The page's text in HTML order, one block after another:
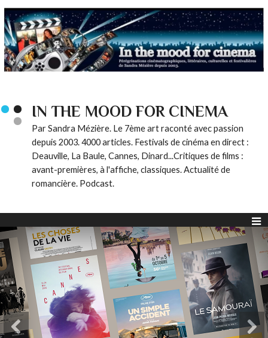
IN THE MOOD FOR CINEMA
Par Sandra Mézière. Le 7ème art raconté avec passion
depuis 2003. 4000 articles. Festivals de cinéma en direct :
Deauville, La Baule, Cannes, Dinard...Critiques de films :
avant-premières, à l'affiche, classiques. Actualité de
romancière. Podcast.